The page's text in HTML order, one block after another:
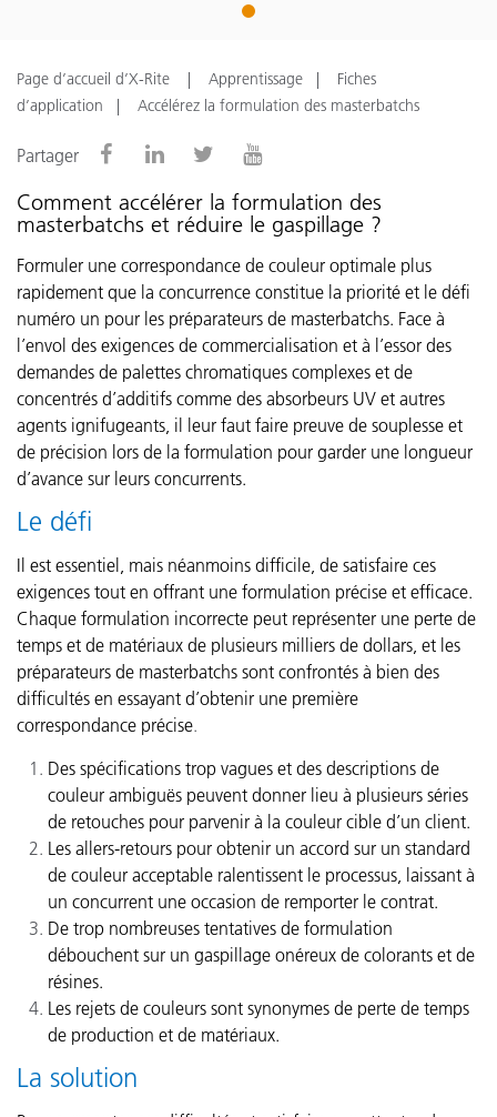
1
Page d’accueil d’X-Rite Apprentissage
Fiches
d’application
Accélérez la formulation des masterbatchs
Partager
Comment accélérer la formulation des
masterbatchs et réduire le gaspillage ?
Formuler une correspondance de couleur optimale plus
rapidement que la concurrence constitue la priorité et le défi
numéro un pour les préparateurs de masterbatchs. Face à
l’envol des exigences de commercialisation et à l’essor des
demandes de palettes chromatiques complexes et de
concentrés d’additifs comme des absorbeurs UV et autres
agents ignifugeants, il leur faut faire preuve de souplesse et
de précision lors de la formulation pour garder une longueur
d’avance sur leurs concurrents.
Le défi
Il est essentiel, mais néanmoins difficile, de satisfaire ces
exigences tout en offrant une formulation précise et efficace.
Chaque formulation incorrecte peut représenter une perte de
temps et de matériaux de plusieurs milliers de dollars, et les
préparateurs de masterbatchs sont confrontés à bien des
difficultés en essayant d’obtenir une première
correspondance précise.
Des spécifications trop vagues et des descriptions de
couleur ambiguës peuvent donner lieu à plusieurs séries
de retouches pour parvenir à la couleur cible d’un client.
Les allers-retours pour obtenir un accord sur un standard
de couleur acceptable ralentissent le processus, laissant à
un concurrent une occasion de remporter le contrat.
De trop nombreuses tentatives de formulation
débouchent sur un gaspillage onéreux de colorants et de
résines.
Les rejets de couleurs sont synonymes de perte de temps
de production et de matériaux.
La solution